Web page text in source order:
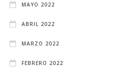
MAYO 2022
ABRIL 2022
MARZO 2022
FEBRERO 2022